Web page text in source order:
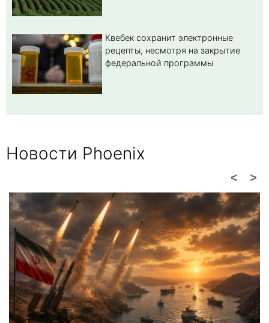
Квебек сохранит электронные
рецепты, несмотря на закрытие
федеральной программы
Новости Phoenix
>
<